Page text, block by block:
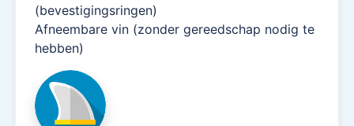
(bevestigingsringen)
Afneembare vin (zonder gereedschap nodig te
hebben)